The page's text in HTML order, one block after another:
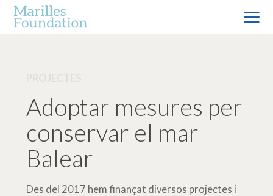
Adoptar mesures per
conservar el mar
Balear
Des del 2017 hem finançat diversos projectes i